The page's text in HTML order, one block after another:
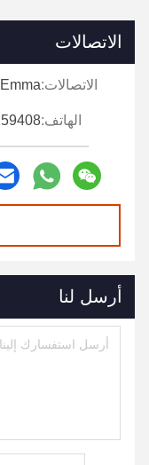
الاتصالات
الاتصالات:
الهاتف:
أرسل لنا